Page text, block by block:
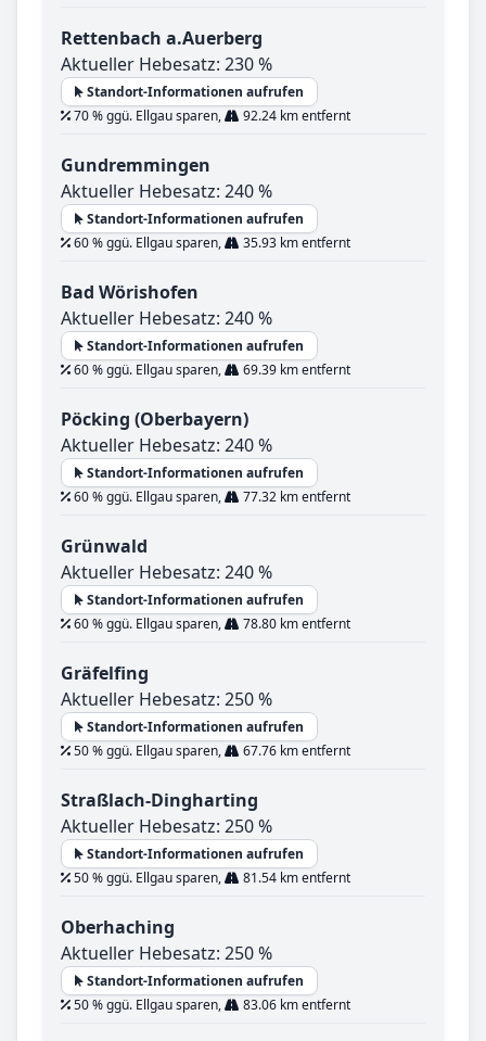
Rettenbach a.Auerberg
Aktueller Hebesatz: 230 %
Standort-Informationen aufrufen
70 % ggü. Ellgau sparen,
92.24 km entfernt
Gundremmingen
Aktueller Hebesatz: 240 %
Standort-Informationen aufrufen
60 % ggü. Ellgau sparen,
35.93 km entfernt
Bad Wörishofen
Aktueller Hebesatz: 240 %
Standort-Informationen aufrufen
60 % ggü. Ellgau sparen,
69.39 km entfernt
Pöcking (Oberbayern)
Aktueller Hebesatz: 240 %
Standort-Informationen aufrufen
60 % ggü. Ellgau sparen,
77.32 km entfernt
Grünwald
Aktueller Hebesatz: 240 %
Standort-Informationen aufrufen
60 % ggü. Ellgau sparen,
78.80 km entfernt
Gräfelfing
Aktueller Hebesatz: 250 %
Standort-Informationen aufrufen
50 % ggü. Ellgau sparen,
67.76 km entfernt
Straßlach-Dingharting
Aktueller Hebesatz: 250 %
Standort-Informationen aufrufen
50 % ggü. Ellgau sparen,
81.54 km entfernt
Oberhaching
Aktueller Hebesatz: 250 %
Standort-Informationen aufrufen
50 % ggü. Ellgau sparen,
83.06 km entfernt